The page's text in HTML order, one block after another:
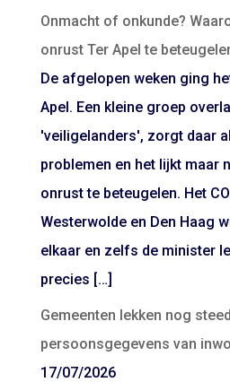
Onmacht of onkunde?
onrust Ter Apel te
De afgelopen weken ging
Apel. Een kleine groep
'veiligelanders', zorgt daar
problemen en het lijkt maar
onrust te beteugelen. Het
Westerwolde en Den Haag
elkaar en zelfs de minister
precies […]
Gemeenten lekken nog
persoonsgegevens van
17/07/2026